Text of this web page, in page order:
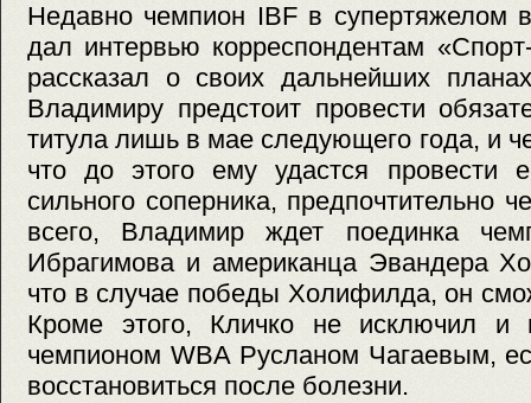
Недавно чемпион IBF в супертяжелом
дал интервью корреспондентам
рассказал о своих дальнейших
Владимиру предстоит провести
титула лишь в мае следующего года, и
что до этого ему удастся провести
сильного соперника, предпочтительно
всего, Владимир ждет поединка
Ибрагимова и американца Эвандера
что в случае победы Холифилда, он
Кроме этого, Кличко не исключил и
чемпионом WBA Русланом Чагаевым,
восстановиться после болезни.